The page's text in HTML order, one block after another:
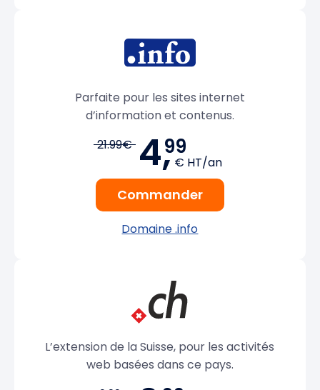
Parfaite pour les sites internet
d’information et contenus.
21.99€ 4,99
€ HT/an
Commander
Domaine .info
L’extension de la Suisse, pour les activités
web basées dans ce pays.